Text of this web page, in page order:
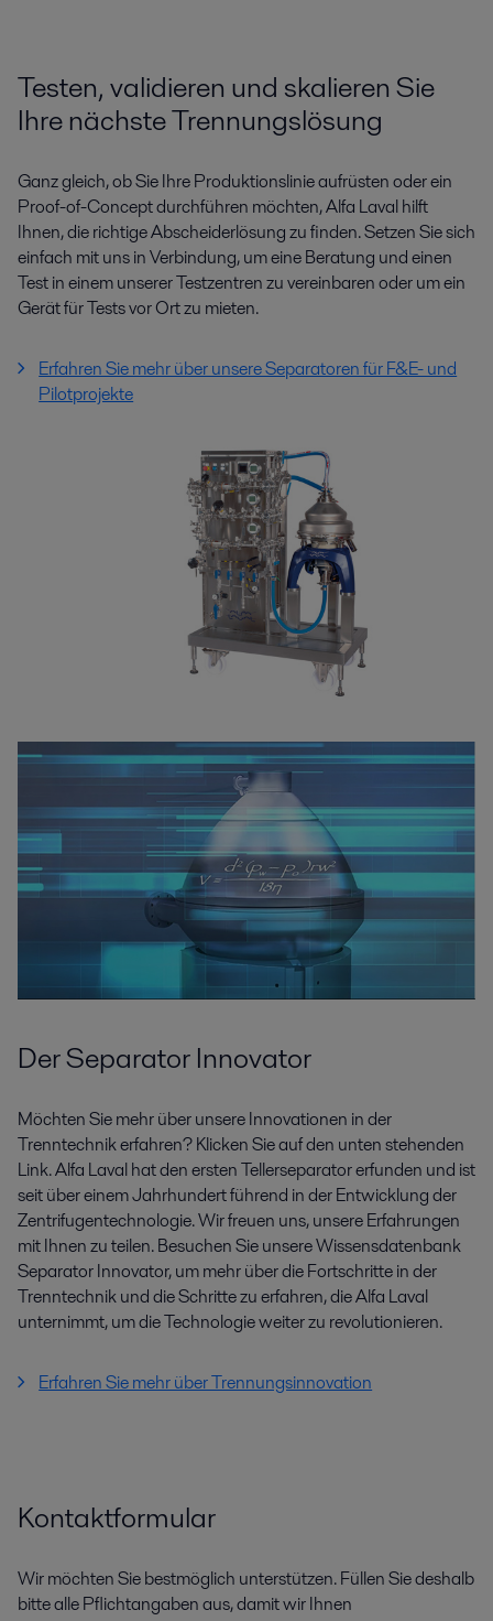
Testen, validieren und skalieren Sie
Ihre nächste Trennungslösung
Ganz gleich, ob Sie Ihre Produktionslinie aufrüsten oder ein
Proof-of-Concept durchführen möchten, Alfa Laval hilft
Ihnen, die richtige Abscheiderlösung zu finden. Setzen Sie sich
einfach mit uns in Verbindung, um eine Beratung und einen
Test in einem unserer Testzentren zu vereinbaren oder um ein
Gerät für Tests vor Ort zu mieten.
Erfahren Sie mehr über unsere Separatoren für F&E- und
Pilotprojekte
Der Separator Innovator
Möchten Sie mehr über unsere Innovationen in der
Trenntechnik erfahren? Klicken Sie auf den unten stehenden
Link. Alfa Laval hat den ersten Tellerseparator erfunden und ist
seit über einem Jahrhundert führend in der Entwicklung der
Zentrifugentechnologie. Wir freuen uns, unsere Erfahrungen
mit Ihnen zu teilen. Besuchen Sie unsere Wissensdatenbank
Separator Innovator, um mehr über die Fortschritte in der
Trenntechnik und die Schritte zu erfahren, die Alfa Laval
unternimmt, um die Technologie weiter zu revolutionieren.
Erfahren Sie mehr über Trennungsinnovation
Kontaktformular
Wir möchten Sie bestmöglich unterstützen. Füllen Sie deshalb
bitte alle Pflichtangaben aus, damit wir Ihnen